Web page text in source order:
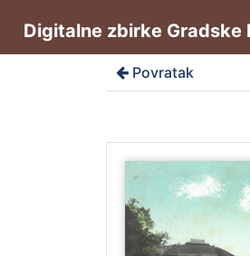
Digitalne zbirke Gradske
Povratak